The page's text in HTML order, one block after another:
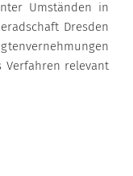
Umständen in
Dresden
Verfahren relevant